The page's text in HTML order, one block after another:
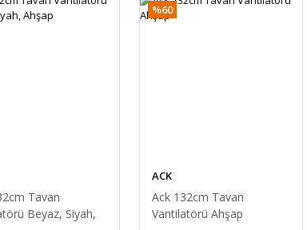
Tavan
Beyaz, Siyah,
%60
ACK
Ack 132cm Tavan
Vantilatörü Ahşap